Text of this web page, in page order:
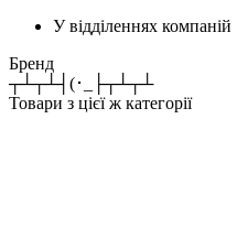
У відділеннях
Бренд
┬┴┬┴┤(･_├┬┴┬┴
Товари з цієї ж категорії